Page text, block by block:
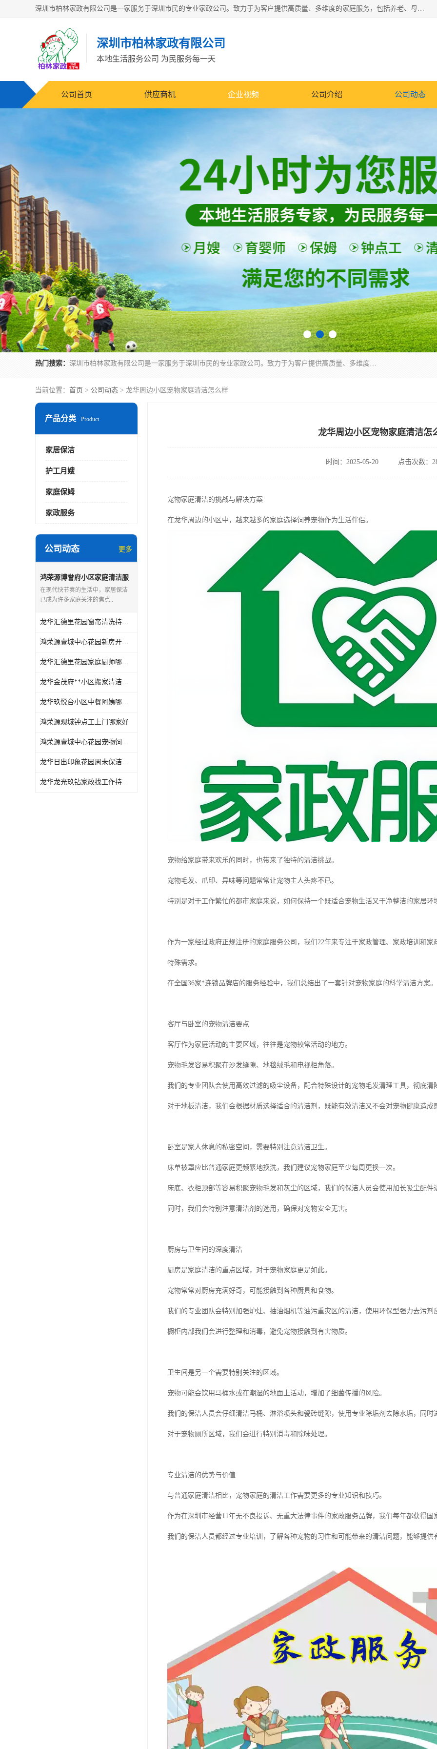
深圳市柏林家政有限公司是一家服务于深圳市民的专业家政公司。致力于为客户提供高质量、多维度的家庭服务，包括养老、母婴、月嫂育婴早教、康复理疗、家电清洗和保洁等方面的专业服务。
深圳市柏林家政有限公司
本地生活服务公司 为民服务每一天
公司首页 供应商机 企业视频 公司介绍 公司动态
热门搜索： 深圳市柏林家政有限公司是一家服务于深圳市民的专业家政公司。致力于为客户提供高质量、多维度的家庭服务，包括养老、母婴、月嫂育婴早教、康复理疗、家电清洗和保洁等方面的专业服务。
当前位置： 首页 > 公司动态 > 龙华周边小区宠物家庭清洁怎么样
产品分类 Product
家居保洁
护工月嫂
家庭保姆
家政服务
公司动态 更多
鸿荣源博誉府小区家庭清洁服
务怎么样
在现代快节奏的生活中，家居保洁
已成为许多家庭关注的焦点..
龙华汇德里花园窗帘清洗持证上岗
鸿荣源壹城中心花园新房开荒保洁怎么样
龙华汇德里花园家庭厨师哪家好
龙华金茂府**小区搬家清洁怎么样
龙华玖悦台小区中餐阿姨哪家好
鸿荣源观城钟点工上门哪家好
鸿荣源壹城中心花园宠物饲养上门服务哪家好
龙华日出印象花园周未保洁持证上岗
龙华龙光玖钻家政找工作持证上岗
龙华周边小区宠物家庭清洁怎
时间：2025-05-20 点击次数：
宠物家庭清洁的挑战与解决方案
在龙华周边的小区中，越来越多的家庭选择饲养宠物作为生活伴侣。
宠物给家庭带来欢乐的同时，也带来了独特的清洁挑战。
宠物毛发、爪印、异味等问题常常让宠物主人头疼不已。
特别是对于工作繁忙的都市家庭来说，如何保持一个既适合宠物生活又干净整洁的家居
作为一家经过政府正规注册的家庭服务公司，我们22年来专注于家政管理、家政培训和
特殊需求。
在全国36家*连锁品牌店的服务经验中，我们总结出了一套针对宠物家庭的科学清洁方案。
客厅与卧室的宠物清洁要点
客厅作为家庭活动的主要区域，往往是宠物较常活动的地方。
宠物毛发容易积聚在沙发缝隙、地毯绒毛和电视柜角落。
我们的专业团队会使用高效过滤的吸尘设备，配合特殊设计的宠物毛发清理工具，彻底清
对于地板清洁，我们会根据材质选择适合的清洁剂，既能有效清洁又不会对宠物健康造成
卧室是家人休息的私密空间，需要特别注意清洁卫生。
床单被罩应比普通家庭更频繁地换洗，我们建议宠物家庭至少每周更换一次。
床底、衣柜顶部等容易积聚宠物毛发和灰尘的区域，我们的保洁人员会使用加长吸尘配件
同时，我们会特别注意清洁剂的选用，确保对宠物安全无害。
厨房与卫生间的深度清洁
厨房是家庭清洁的重点区域，对于宠物家庭更是如此。
宠物常常对厨房充满好奇，可能接触到各种厨具和食物。
我们的专业团队会特别加强炉灶、抽油烟机等油污重灾区的清洁，使用环保型强力去污剂
橱柜内部我们会进行整理和消毒，避免宠物接触到有害物质。
卫生间是另一个需要特别关注的区域。
宠物可能会饮用马桶水或在潮湿的地面上活动，增加了细菌传播的风险。
我们的保洁人员会仔细清洁马桶、淋浴喷头和瓷砖缝隙，使用专业除垢剂去除水垢，同时
对于宠物厕所区域，我们会进行特别消毒和除味处理。
专业清洁的优势与价值
与普通家庭清洁相比，宠物家庭的清洁工作需要更多的专业知识和技巧。
作为在深圳市经营11年无不良投诉、无重大法律事件的家政服务品牌，我们每年都获得国
我们的保洁人员都经过专业培训，了解各种宠物的习性和可能带来的清洁问题，能够提供